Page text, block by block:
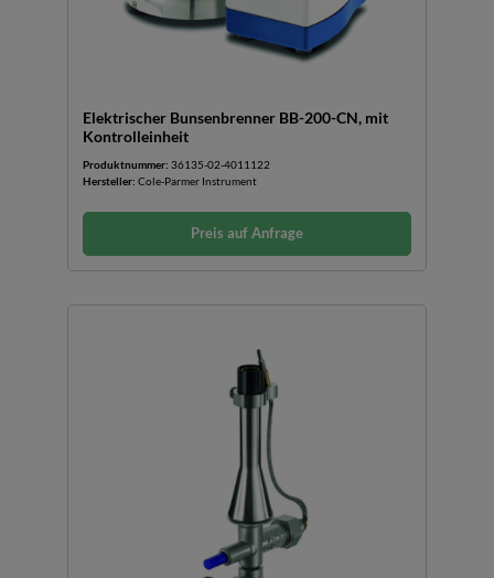
Elektrischer Bunsenbrenner BB-200-CN, mit
Kontrolleinheit
Produktnummer: 36135-02-4011122
Hersteller: Cole-Parmer Instrument
Preis auf Anfrage